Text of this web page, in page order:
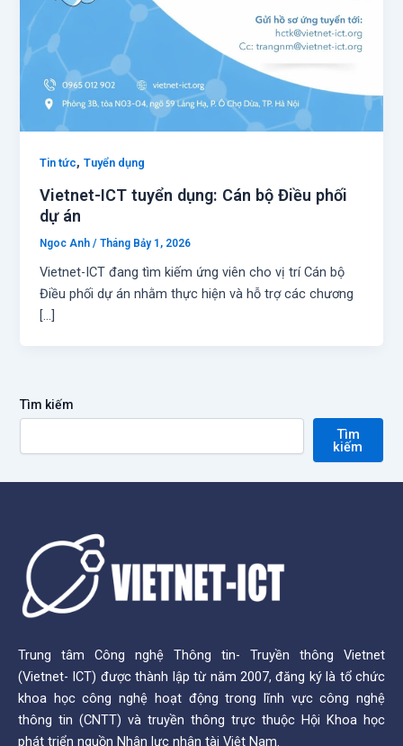
Tin tức,Tuyển dụng
Vietnet-ICT tuyển dụng: Cán bộ Điều phối
dự án
Ngoc Anh/Tháng Bảy 1, 2026
Vietnet-ICT đang tìm kiếm ứng viên cho vị trí Cán bộ
Điều phối dự án nhằm thực hiện và hỗ trợ các chương
[…]
Tìm kiếm
Tìm
kiếm
Trung tâm Công nghệ Thông tin- Truyền thông Vietnet
(Vietnet- ICT) được thành lập từ năm 2007, đăng ký là tổ chức
khoa học công nghệ hoạt động trong lĩnh vực công nghệ
thông tin (CNTT) và truyền thông trực thuộc Hội Khoa học
phát triển nguồn Nhân lực nhân tài Việt Nam.